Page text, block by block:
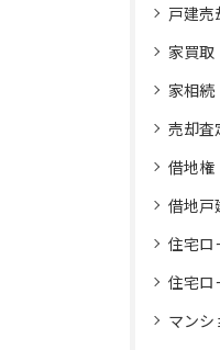
戸建売
家買取
家相続
売却査
借地権
借地戸
住宅ロ
住宅ロ
マンシ